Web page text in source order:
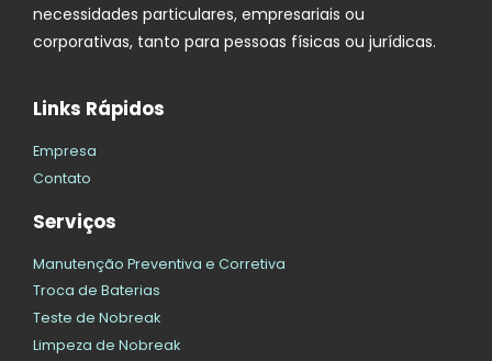
necessidades particulares, empresariais ou
corporativas, tanto para pessoas físicas ou jurídicas.
Links Rápidos
Empresa
Contato
Serviços
Manutenção Preventiva e Corretiva
Troca de Baterias
Teste de Nobreak
Limpeza de Nobreak